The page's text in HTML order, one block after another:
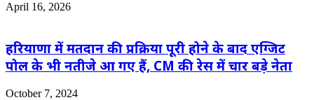
April 16, 2026
हरियाणा में मतदान की प्रक्रिया पूरी होने के बाद एग्जिट
पोल के भी नतीजे आ गए हैं, CM की रेस में चार बड़े नेता
October 7, 2024